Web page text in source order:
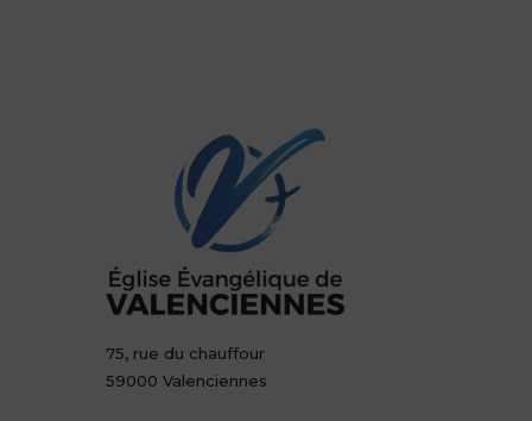
75, rue du chauffour
59000 Valenciennes